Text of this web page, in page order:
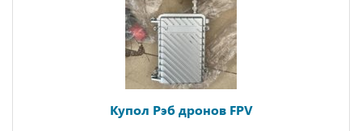
Купол Рэб дронов FPV